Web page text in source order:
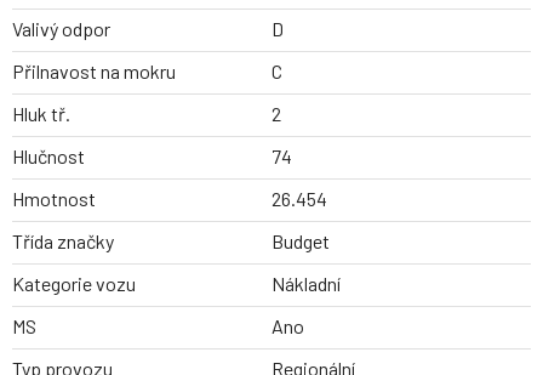
Valivý odpor
D
Přilnavost na mokru
C
Hluk tř.
2
Hlučnost
74
Hmotnost
26.454
Třída značky
Budget
Kategorie vozu
Nákladní
MS
Ano
Typ provozu
Regionální